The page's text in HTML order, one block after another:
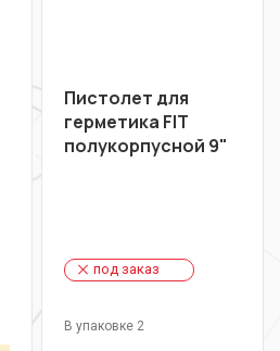
Пистолет для
герметика FIT
полукорпусной 9"
под заказ
В упаковке 2